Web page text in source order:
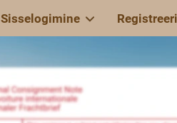
Sisselogimine